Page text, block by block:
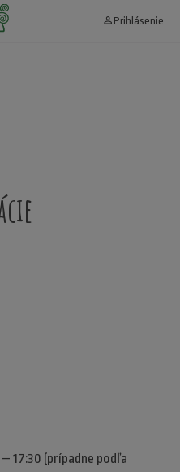
person_outline Prihlásenie
17:30 (prípadne podľa